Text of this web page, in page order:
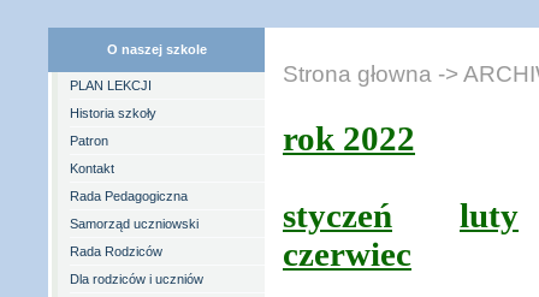
O naszej szkole
PLAN LEKCJI
Historia szkoły
Patron
Kontakt
Rada Pedagogiczna
Samorząd uczniowski
Rada Rodziców
Dla rodziców i uczniów
Strona głowna ->
rok 2022
styczeń
luty
czerwiec